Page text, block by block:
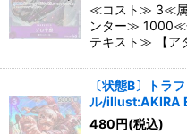
≪コスト≫ 3≪
ンター≫
テキスト≫ 【ア
〔状態B〕トラ
ル/illust:AKIRA
480円(税込)